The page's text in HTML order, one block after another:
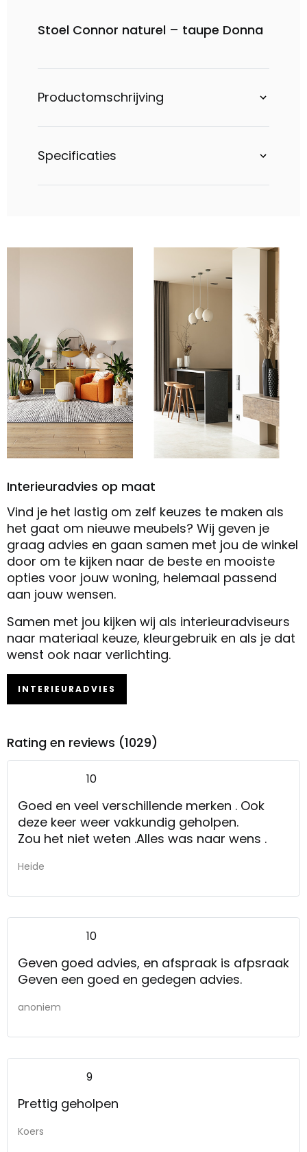
Stoel Connor naturel – taupe Donna
Productomschrijving
Specificaties
Interieuradvies op maat
Vind je het lastig om zelf keuzes te maken als
het gaat om nieuwe meubels? Wij geven je
graag advies en gaan samen met jou de winkel
door om te kijken naar de beste en mooiste
opties voor jouw woning, helemaal passend
aan jouw wensen.
Samen met jou kijken wij als interieuradviseurs
naar materiaal keuze, kleurgebruik en als je dat
wenst ook naar verlichting.
INTERIEURADVIES
Rating en reviews (1029)
10
Goed en veel verschillende merken . Ook
deze keer weer vakkundig geholpen.
Zou het niet weten .Alles was naar wens .
Heide
10
Geven goed advies, en afspraak is afpsraak
Geven een goed en gedegen advies.
anoniem
9
Prettig geholpen
Koers